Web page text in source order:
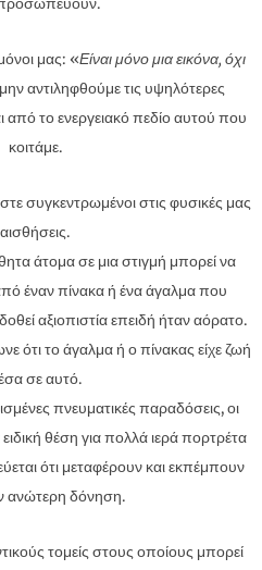
μας: «Είναι μόνο μια εικόνα, όχι
αντιληφθούμε τις υψηλότερες
το ενεργειακό πεδίο αυτού που
κοιτάμε.
συγκεντρωμένοι στις φυσικές μας
αισθήσεις.
άτομα σε μια στιγμή μπορεί να
έναν πίνακα ή ένα άγαλμα που
αξιοπιστία επειδή ήταν αόρατο.
ότι το άγαλμα ή ο πίνακας είχε ζωή
σε αυτό.
πνευματικές παραδόσεις, οι
θέση για πολλά ιερά πορτρέτα
ότι μεταφέρουν και εκπέμπουν
ανώτερη δόνηση.
τομείς στους οποίους μπορεί